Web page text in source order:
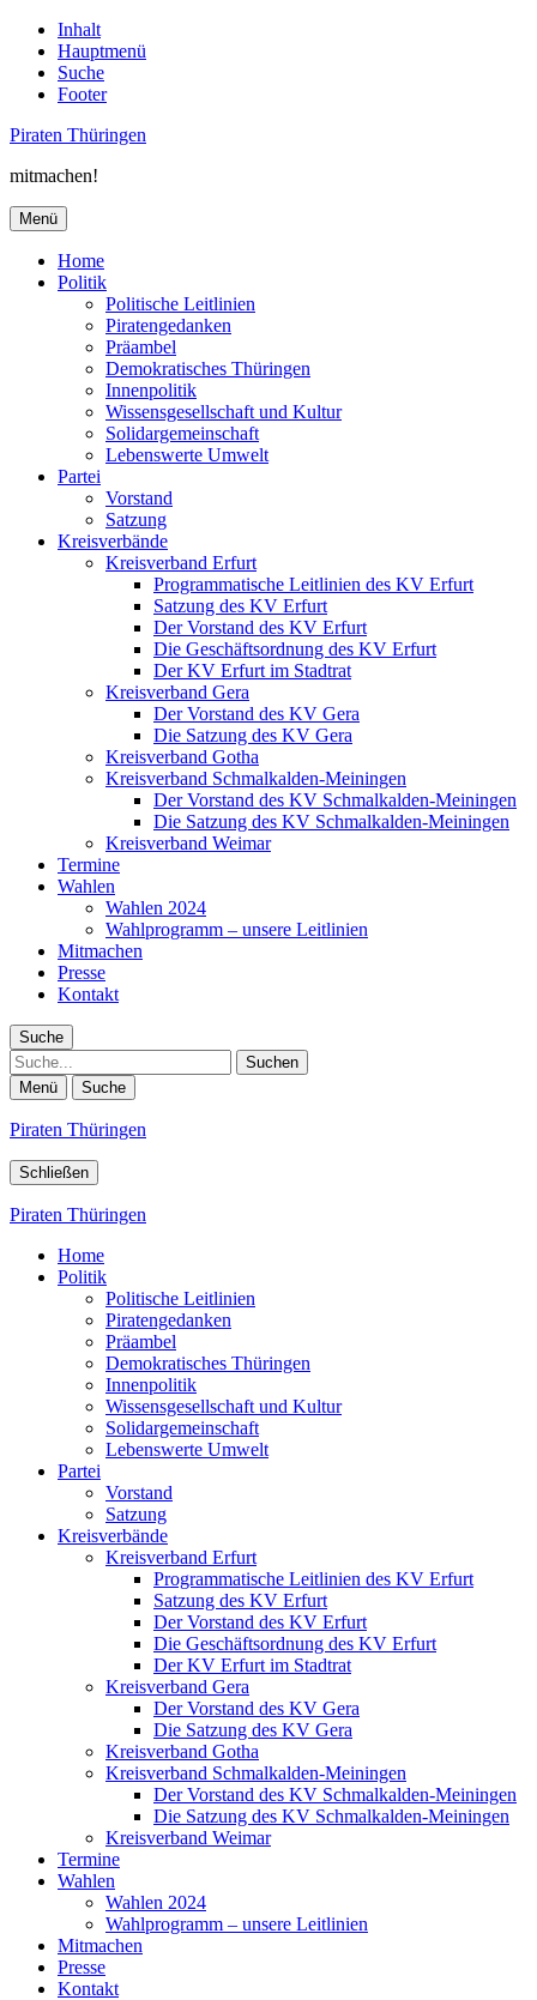
Inhalt
Hauptmenü
Suche
Footer
Piraten Thüringen
mitmachen!
Menü
Home
Politik
Politische Leitlinien
Piratengedanken
Präambel
Demokratisches Thüringen
Innenpolitik
Wissensgesellschaft und Kultur
Solidargemeinschaft
Lebenswerte Umwelt
Partei
Vorstand
Satzung
Kreisverbände
Kreisverband Erfurt
Programmatische Leitlinien des KV Erfurt
Satzung des KV Erfurt
Der Vorstand des KV Erfurt
Die Geschäftsordnung des KV Erfurt
Der KV Erfurt im Stadtrat
Kreisverband Gera
Der Vorstand des KV Gera
Die Satzung des KV Gera
Kreisverband Gotha
Kreisverband Schmalkalden-Meiningen
Der Vorstand des KV Schmalkalden-Meiningen
Die Satzung des KV Schmalkalden-Meiningen
Kreisverband Weimar
Termine
Wahlen
Wahlen 2024
Wahlprogramm – unsere Leitlinien
Mitmachen
Presse
Kontakt
Suche
Suche
Menü Suche
Piraten Thüringen
Schließen
Piraten Thüringen
Home
Politik
Politische Leitlinien
Piratengedanken
Präambel
Demokratisches Thüringen
Innenpolitik
Wissensgesellschaft und Kultur
Solidargemeinschaft
Lebenswerte Umwelt
Partei
Vorstand
Satzung
Kreisverbände
Kreisverband Erfurt
Programmatische Leitlinien des KV Erfurt
Satzung des KV Erfurt
Der Vorstand des KV Erfurt
Die Geschäftsordnung des KV Erfurt
Der KV Erfurt im Stadtrat
Kreisverband Gera
Der Vorstand des KV Gera
Die Satzung des KV Gera
Kreisverband Gotha
Kreisverband Schmalkalden-Meiningen
Der Vorstand des KV Schmalkalden-Meiningen
Die Satzung des KV Schmalkalden-Meiningen
Kreisverband Weimar
Termine
Wahlen
Wahlen 2024
Wahlprogramm – unsere Leitlinien
Mitmachen
Presse
Kontakt